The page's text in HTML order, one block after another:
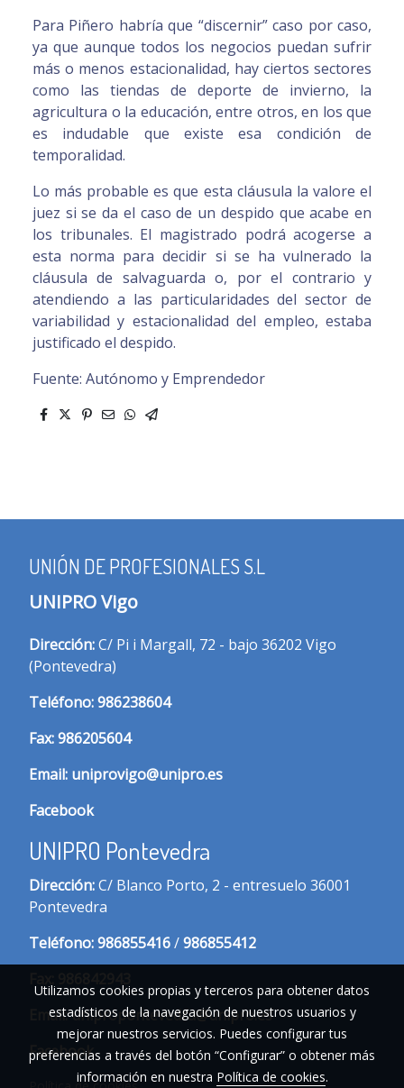
Para Piñero habría que “discernir” caso por caso,
ya que aunque todos los negocios puedan sufrir
más o menos estacionalidad, hay ciertos sectores
como las tiendas de deporte de invierno, la
agricultura o la educación, entre otros, en los que
es indudable que existe esa condición de
temporalidad.
Lo más probable es que esta cláusula la valore el
juez si se da el caso de un despido que acabe en
los tribunales. El magistrado podrá acogerse a
esta norma para decidir si se ha vulnerado la
cláusula de salvaguarda o, por el contrario y
atendiendo a las particularidades del sector de
variabilidad y estacionalidad del empleo, estaba
justificado el despido.
Fuente: Autónomo y Emprendedor
UNIÓN DE PROFESIONALES S.L
UNIPRO Vigo
Dirección:C/ Pi i Margall, 72 - bajo 36202 Vigo
(Pontevedra)
Teléfono:986238604
Fax:986205604
Email: uniprovigo@unipro.es
Facebook
UNIPRO Pontevedra
Dirección:C/ Blanco Porto, 2 - entresuelo 36001
Pontevedra
Teléfono:986855416/986855412
Email:unipropontevedra@unipro.es
Facebook
Utilizamos cookies propias y terceros para obtener datos
estadísticos de la navegación de nuestros usuarios y
mejorar nuestros servicios. Puedes configurar tus
preferencias a través del botón “Configurar” o obtener más
información en nuestra Política de cookies.